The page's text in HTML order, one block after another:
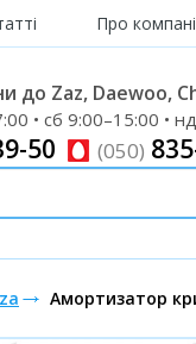
Про
до Zaz, Daewoo,
• сб 9:00–15:00 •
50 (050)
Амортизатор